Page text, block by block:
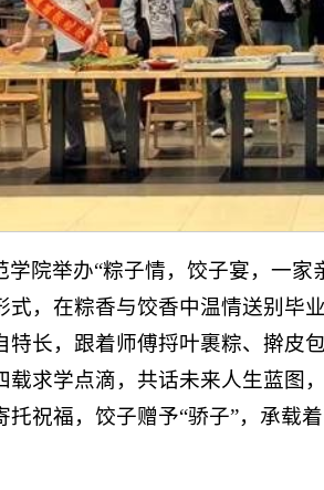
学院举办“粽子情，饺子宴，一
式，在粽香与饺香中温情送别毕
特长，跟着师傅捋叶裹粽、擀皮
载求学点滴，共话未来人生蓝图
托祝福，饺子赠予“骄子”，承载